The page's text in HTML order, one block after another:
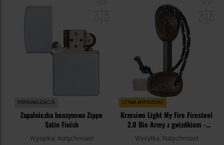
PERSONALIZACJA
Zapalniczka benzynowa Zippo
Satin Finish
Wysyłka: Natychmiast
LETNIA WYPRZEDAŻ
Krzesiwo Light My Fire Firesteel
2.0 Bio Army z gwizdkiem -
Cocoshell
Wysyłka: Natychmiast